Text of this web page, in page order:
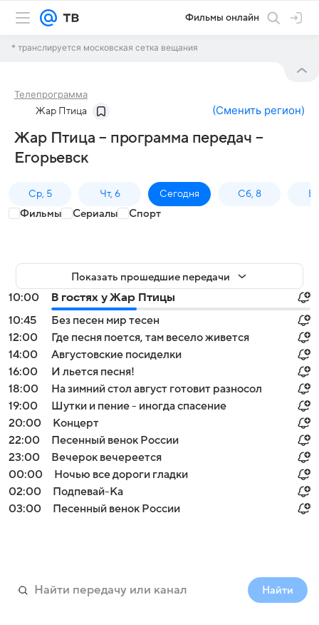
Фильмы онлайн
* транслируется московская сетка вещания
Телепрограмма
Жар Птица (Сменить регион)
Жар Птица – программа передач –
Егорьевск
Ср, 5 Чт, 6 Сегодня Сб, 8
Фильмы Сериалы Спорт
Показать прошедшие передачи
10:00
В гостях у Жар Птицы
10:45
Без песен мир тесен
12:00
Где песня поется, там весело живется
14:00
Августовские посиделки
16:00
И льется песня!
18:00
На зимний стол август готовит разносол
19:00
Шутки и пение - иногда спасение
20:00
Концерт
22:00
Песенный венок России
23:00
Вечерок вечереется
00:00
Ночью все дороги гладки
02:00
Подпевай-Ка
03:00
Песенный венок России
Найти